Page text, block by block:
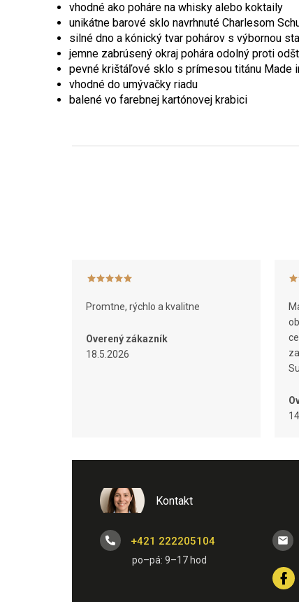
vhodné ako poháre na whisky alebo koktaily
unikátne barové sklo navrhnuté Charlesom
silné dno a kónický tvar pohárov s výbornou
jemne zabrúsený okraj pohára odolný proti
pevné krištáľové sklo s prímesou titánu Made
vhodné do umývačky riadu
balené vo farebnej kartónovej krabici
Promtne, rýchlo a kvalitne
Overený zákazník
18.5.2026
Kontakt
+421 222205104